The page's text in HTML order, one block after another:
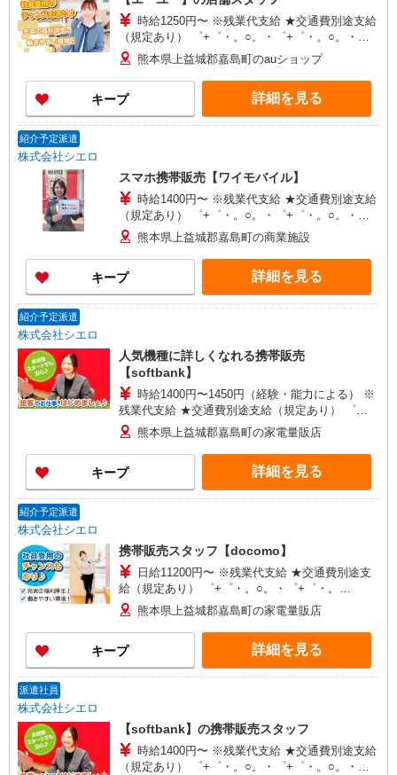
時給1250円〜 ※残業代支給 ★交通費別途支給
（規定あり） ゜+゜・。○。・゜+゜・。○。・゜
+゜ 入社祝い金10万円支給(規定有) お友達を紹介
頂くと, インセンティブ支給(規定有) ★月2回払
い・週払い可能（規程有）★ ゜・。○。・゜
+゜・。○。・゜+゜
熊本県上益城郡嘉島町のauショップ
キープ 詳細を見る
紹介予定派遣
株式会社シエロ
スマホ携帯販売【ワイモバイル】
時給1400円〜 ※残業代支給 ★交通費別途支給
（規定あり） ゜+゜・。○。・゜+゜・。○。・゜
+゜ 入社祝い金10万円支給(規定有) お友達を紹介
頂くと, インセンティブ支給(規定有) ★月2回払
い・週払い可能（規程有）★ ゜・。○。・゜
+゜・。○。・゜+゜
熊本県上益城郡嘉島町の商業施設
キープ 詳細を見る
紹介予定派遣
株式会社シエロ
人気機種に詳しくなれる携帯販売
【softbank】
時給1400円〜1450円（経験・能力による） ※
残業代支給 ★交通費別途支給（規定あり） ゜
+゜・。○。・゜+゜・。○。・゜+゜ 入社祝い金10
万円支給(規定有) お友達を紹介頂くと, インセンテ
ィブ支給(規定有) ★月2回払い・週払い可能（規程
有）★ ゜・。○。・゜+゜・。○。・゜+゜
熊本県上益城郡嘉島町の家電量販店
キープ 詳細を見る
紹介予定派遣
株式会社シエロ
携帯販売スタッフ【docomo】
日給11200円〜 ※残業代支給 ★交通費別途支
給（規定あり） ゜+゜・。○。・゜+゜・。
○。・゜+゜ 入社祝い金10万円支給(規定有) お友達
を紹介頂くと, インセンティブ支給(規定有) ★月2
回払い・週払い可能（規程有）★ ゜・。○。・゜
+゜・。○。・゜+゜
熊本県上益城郡嘉島町の家電量販店
キープ 詳細を見る
派遣社員
株式会社シエロ
【softbank】の携帯販売スタッフ
時給1400円〜 ※残業代支給 ★交通費別途支給
（規定あり） ゜+゜・。○。・゜+゜・。○。・゜